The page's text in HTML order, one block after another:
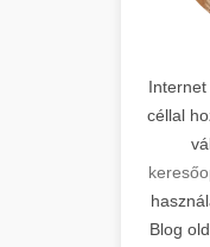
Internet
céllal
Blog